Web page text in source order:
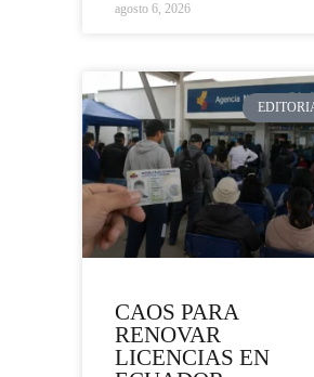
agosto 6, 2026
CAOS PARA
RENOVAR
LICENCIAS EN